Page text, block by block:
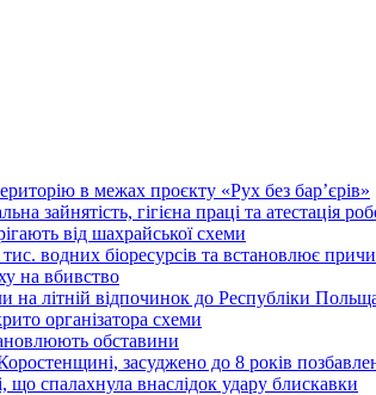
в межах проєкту «Рух без бар’єрів»
зайнятість, гігієна праці та атестація
від шахрайської схеми
водних біоресурсів та встановлює
на вбивство
на літній відпочинок до Республіки
організатора схеми
обставини
засуджено до 8 років
спалахнула внаслідок удару блискавки